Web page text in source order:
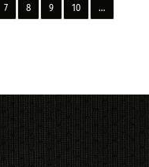
7 8 9 10 …